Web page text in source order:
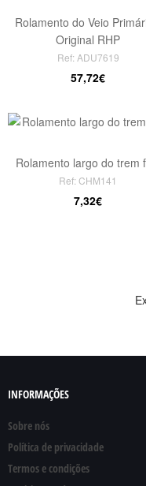
Rolamento do Veio
Original RHP
Ref: ADU7619
57,72€
Rolamento largo do trem
Ref: CHM141
7,32€
INFORMAÇÕES
Sobre nós
Política de privacidade
Termos e condições